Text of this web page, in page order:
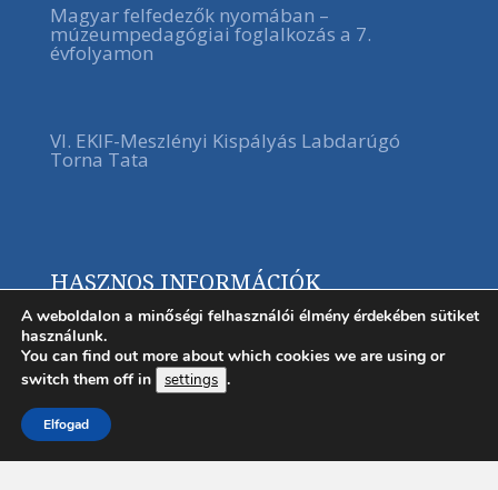
Magyar felfedezők nyomában –
múzeumpedagógiai foglalkozás a 7.
évfolyamon
VI. EKIF-Meszlényi Kispályás Labdarúgó
Torna Tata
HASZNOS INFORMÁCIÓK
A weboldalon a minőségi felhasználói élmény érdekében sütiket
használunk.
You can find out more about which cookies we are using or
switch them off in
settings .
Elfogad